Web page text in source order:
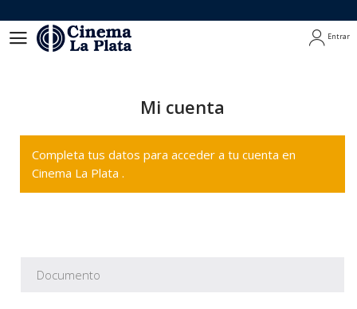
Entrar
Mi cuenta
Completa tus datos para acceder a tu cuenta en
Cinema La Plata .